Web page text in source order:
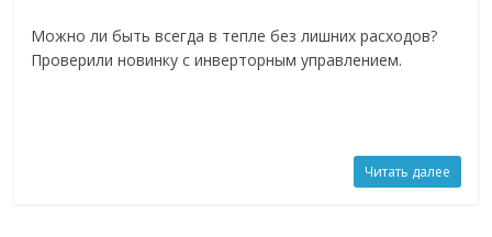
Можно ли быть всегда в тепле без лишних расходов?
Проверили новинку с инверторным управлением.
Читать далее